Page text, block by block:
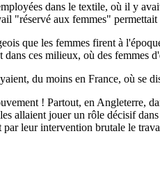
dans le textile, où il y
"réservé aux femmes" permettait
que les femmes firent à
ces milieux, où des femmes
du moins en France, où se
! Partout, en Angleterre,
allaient jouer un rôle décisif
leur intervention brutale le